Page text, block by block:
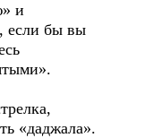
и
если бы вы
«даджала».